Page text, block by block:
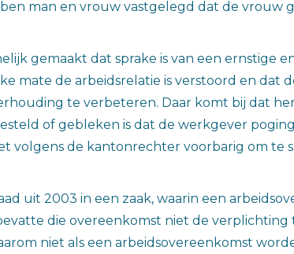
man en vrouw vastgelegd dat de vrouw
gemaakt dat sprake is van een ernstige
mate de arbeidsrelatie is verstoord en dat
te verbeteren. Daar komt bij dat
of gebleken is dat de werkgever
volgens de kantonrechter voorbarig om te
uit 2003 in een zaak, waarin een
die overeenkomst niet de
niet als een arbeidsovereenkomst